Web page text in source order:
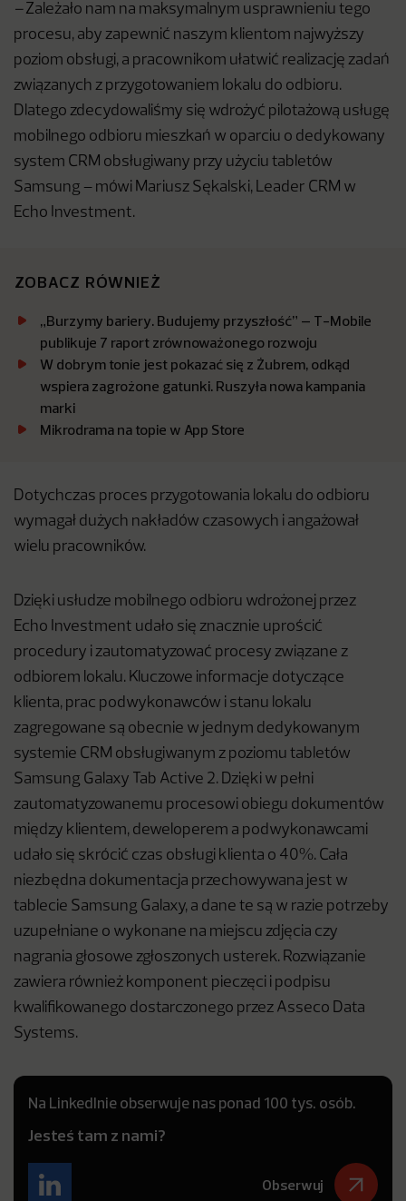
–Zależało nam na maksymalnym usprawnieniu tego
procesu, aby zapewnić naszym klientom najwyższy
poziom obsługi, a pracownikom ułatwić realizację zadań
związanych z przygotowaniem lokalu do odbioru.
Dlatego zdecydowaliśmy się wdrożyć pilotażową usługę
mobilnego odbioru mieszkań w oparciu o dedykowany
system CRM obsługiwany przy użyciu tabletów
Samsung – mówi Mariusz Sękalski, Leader CRM w
Echo Investment.
ZOBACZ RÓWNIEŻ
„Burzymy bariery. Budujemy przyszłość” – T-Mobile
publikuje 7 raport zrównoważonego rozwoju
W dobrym tonie jest pokazać się z Żubrem, odkąd
wspiera zagrożone gatunki. Ruszyła nowa kampania
marki
Mikrodrama na topie w App Store
Dotychczas proces przygotowania lokalu do odbioru
wymagał dużych nakładów czasowych i angażował
wielu pracowników.
Dzięki usłudze mobilnego odbioru wdrożonej przez
Echo Investment udało się znacznie uprościć
procedury i zautomatyzować procesy związane z
odbiorem lokalu. Kluczowe informacje dotyczące
klienta, prac podwykonawców i stanu lokalu
zagregowane są obecnie w jednym dedykowanym
systemie CRM obsługiwanym z poziomu tabletów
Samsung Galaxy Tab Active 2. Dzięki w pełni
zautomatyzowanemu procesowi obiegu dokumentów
między klientem, deweloperem a podwykonawcami
udało się skrócić czas obsługi klienta o 40%. Cała
niezbędna dokumentacja przechowywana jest w
tablecie Samsung Galaxy, a dane te są w razie potrzeby
uzupełniane o wykonane na miejscu zdjęcia czy
nagrania głosowe zgłoszonych usterek. Rozwiązanie
zawiera również komponent pieczęci i podpisu
kwalifikowanego dostarczonego przez Asseco Data
Systems.
Na LinkedInie obserwuje nas ponad 100 tys. osób.
Jesteś tam z nami?
Obserwuj